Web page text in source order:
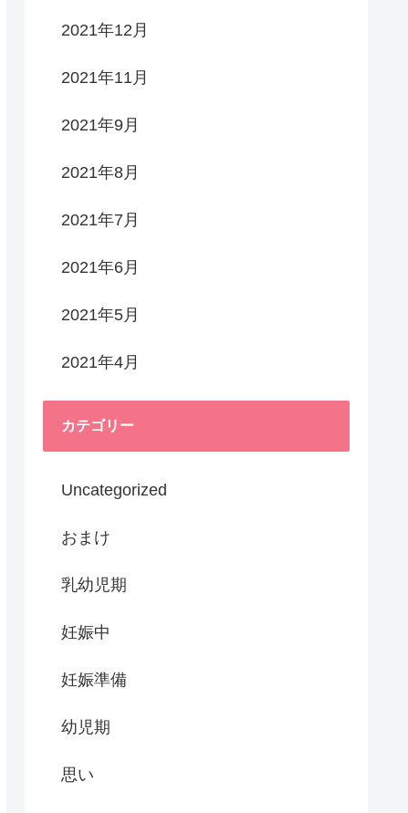
2021年12月
2021年11月
2021年9月
2021年8月
2021年7月
2021年6月
2021年5月
2021年4月
カテゴリー
Uncategorized
おまけ
乳幼児期
妊娠中
妊娠準備
幼児期
思い